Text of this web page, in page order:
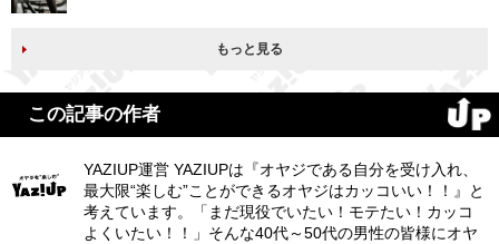
もっと見る
この記事の作者
YAZIUP運営 YAZIUPは『オヤジである自分を受け入れ、
最大限“楽しむ”ことができるオヤジはカッコいい！！』と
考えています。「まだ現役でいたい！モテたい！カッコ
よくいたい！！」そんな40代～50代の男性の皆様にオヤ